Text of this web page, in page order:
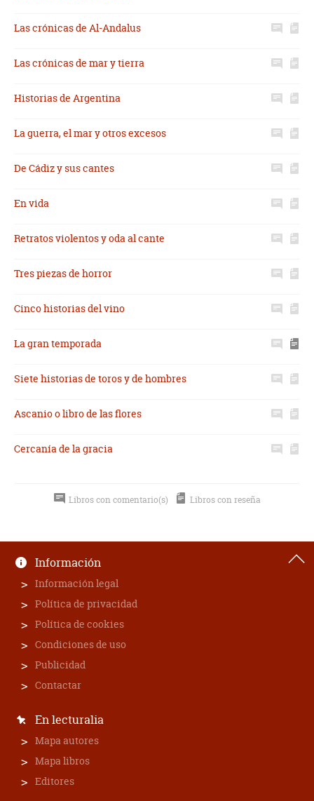
Las crónicas de Al-Andalus
Las crónicas de mar y tierra
Historias de Argentina
La guerra, el mar y otros excesos
De Cádiz y sus cantes
En vida
Retratos violentos y oda al cante
Tres piezas de horror
Cinco historias del vino
La gran temporada
Siete historias de toros y de hombres
Ascanio o libro de las flores
Cercanía de la gracia
Libros con comentario(s) Libros con reseña
Información
Información legal
Política de privacidad
Política de cookies
Condiciones de uso
Publicidad
Contactar
En lecturalia
Mapa autores
Mapa libros
Editores